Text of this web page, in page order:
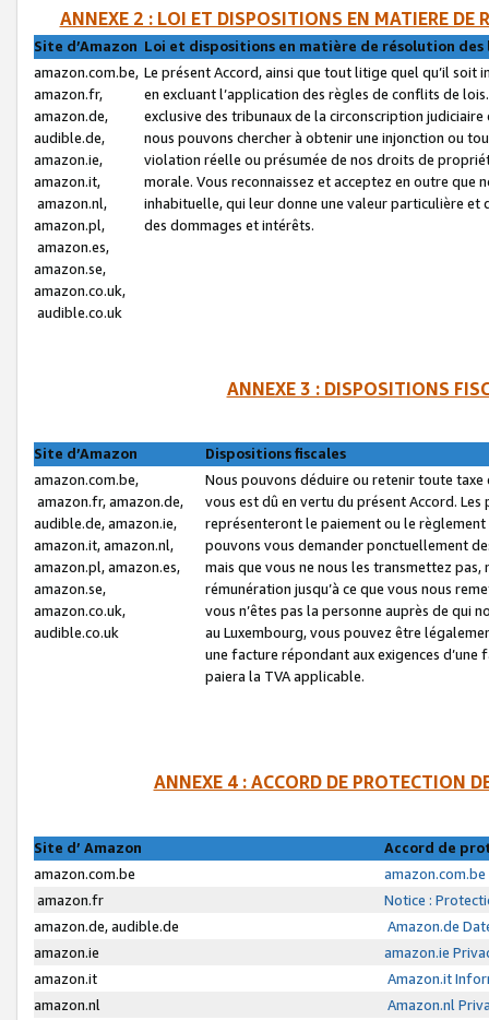
ANNEXE 2 : LOI ET DISPOSITIONS EN MATIERE DE
Site d’Amazon Loi et dispositions en matière de résolution
amazon.com.be,
amazon.fr,
amazon.de,
audible.de,
amazon.ie,
amazon.it,
amazon.nl,
amazon.pl,
amazon.es,
amazon.se,
amazon.co.uk,
audible.co.uk
Le présent Accord, ainsi que tout litige quel qu’il soit
en excluant l’application des règles de conflits de
exclusive des tribunaux de la circonscription
nous pouvons chercher à obtenir une injonction ou
violation réelle ou présumée de nos droits de
morale. Vous reconnaissez et acceptez en outre que
inhabituelle, qui leur donne une valeur particulière
des dommages et intérêts.
ANNEXE 3 : DISPOSITIONS
Site d’Amazon
Dispositions fiscales
amazon.com.be,
amazon.fr, amazon.de,
audible.de, amazon.ie,
amazon.it, amazon.nl,
amazon.pl, amazon.es,
amazon.se,
amazon.co.uk,
audible.co.uk
Nous pouvons déduire ou retenir toute
vous est dû en vertu du présent Accord.
représenteront le paiement ou le
pouvons vous demander ponctuellement
mais que vous ne nous les transmettez
rémunération jusqu’à ce que vous nous
vous n’êtes pas la personne auprès de qui
au Luxembourg, vous pouvez être
une facture répondant aux exigences
paiera la TVA applicable.
ANNEXE 4 : ACCORD DE PROTECTION
Site d’ Amazon
Accord de
amazon.com.be
amazon.fr
Notice :
amazon.de, audible.de
Amazon.de
amazon.ie
amazon.ie
amazon.it
Amazon.it
amazon.nl
Amazon.nl